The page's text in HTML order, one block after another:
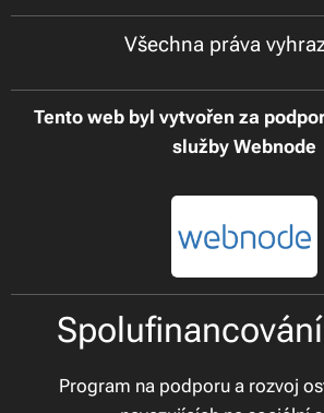
Všechna práva
Tento web byl vytvořen za
služby Webnode
Program na podporu a rozvoj